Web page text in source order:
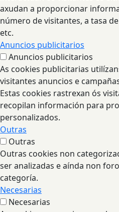
axudan a proporcionar
número de visitantes, a tasa
etc.
Anuncios publicitarios
Anuncios publicitarios
As cookies publicitarias
visitantes anuncios e
Estas cookies rastrexan ós
recopilan información para
personalizados.
Outras
Outras
Outras cookies non
ser analizadas e aínda non
categoría.
Necesarias
Necesarias